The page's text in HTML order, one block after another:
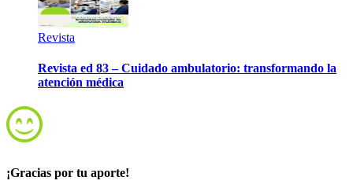
Revista
Revista ed 83 – Cuidado ambulatorio: transformando la
atención médica
¡Gracias por tu aporte!